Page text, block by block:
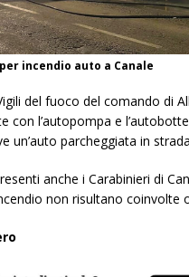
incendio auto a Canale
del fuoco del comando di
con l’autopompa e
un’auto parcheggiata in
anche i Carabinieri di
non risultano coinvolte